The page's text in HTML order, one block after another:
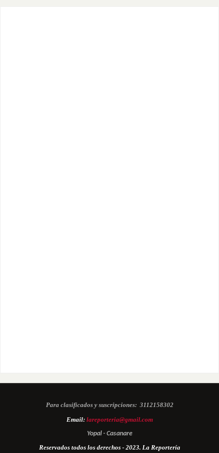
Para clasificados y suscripciones: 3112158302
Email: lareporteria@gmail.com
Yopal - Casanare
Reservados todos los derechos - 2023. La Reportería